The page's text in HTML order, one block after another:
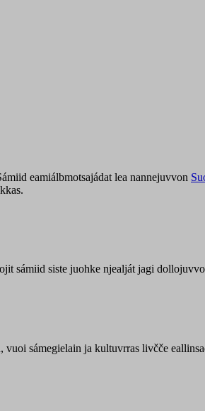
eamiálbmotsajádat lea nannejuvvon
sámiid siste juohke njealját jagi
sámegielain ja kultuvrras livčče